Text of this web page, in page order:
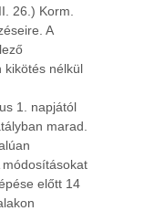
26.) Korm.
A
kikötés nélkül
1. napjától
marad.
módosításokat
előtt 14